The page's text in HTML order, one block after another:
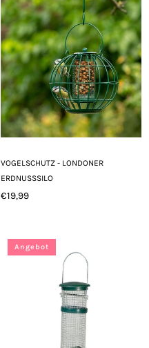
VOGELSCHUTZ - LONDONER
ERDNUSSSILO
Normaler
€19,99
Angebot